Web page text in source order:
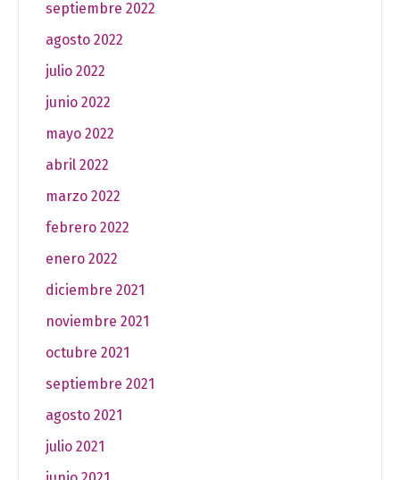
septiembre 2022
agosto 2022
julio 2022
junio 2022
mayo 2022
abril 2022
marzo 2022
febrero 2022
enero 2022
diciembre 2021
noviembre 2021
octubre 2021
septiembre 2021
agosto 2021
julio 2021